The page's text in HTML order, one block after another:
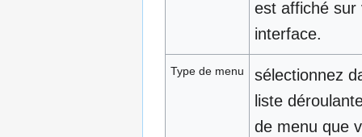
est affiché sur
interface.
Type de menu
sélectionnez
liste
de menu que